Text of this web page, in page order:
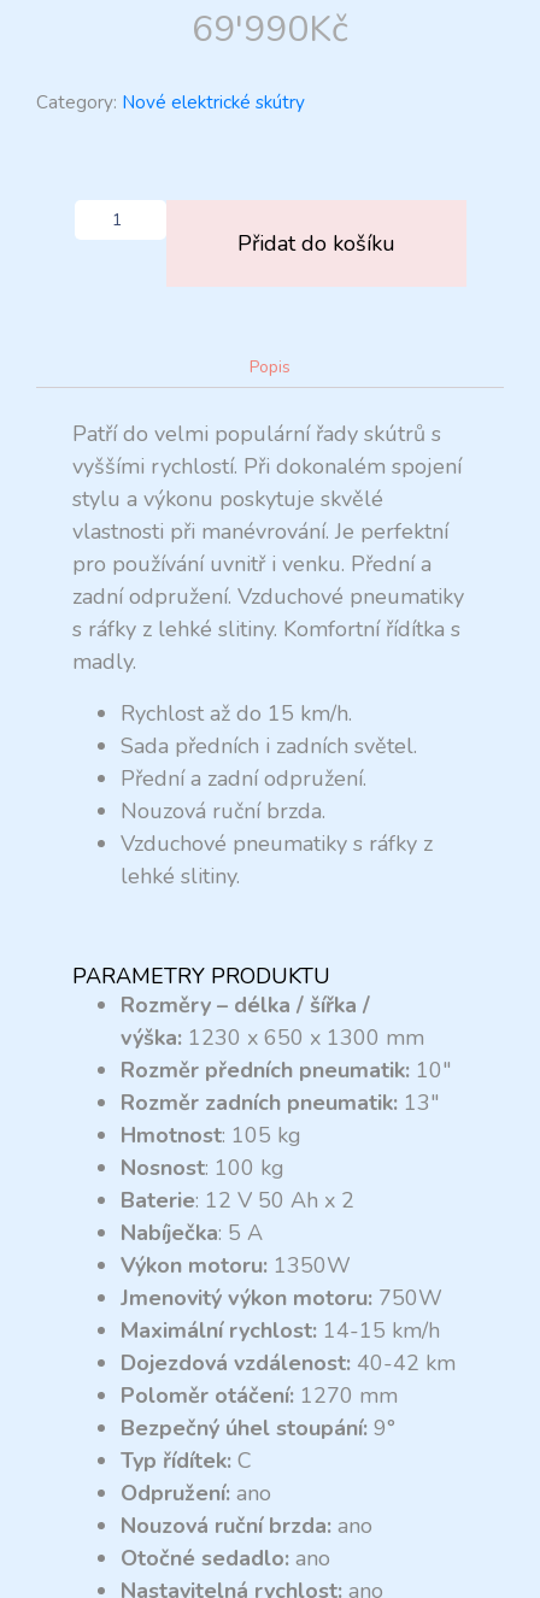
69'990Kč
Category: Nové elektrické skútry
Přidat do košíku
Popis
Patří do velmi populární řady skútrů s
vyššími rychlostí. Při dokonalém spojení
stylu a výkonu poskytuje skvělé
vlastnosti při manévrování. Je perfektní
pro používání uvnitř i venku. Přední a
zadní odpružení. Vzduchové pneumatiky
s ráfky z lehké slitiny. Komfortní řídítka s
madly.
Rychlost až do 15 km/h.
Sada předních i zadních světel.
Přední a zadní odpružení.
Nouzová ruční brzda.
Vzduchové pneumatiky s ráfky z
lehké slitiny.
PARAMETRY PRODUKTU
Rozměry – délka / šířka /
výška: 1230 x 650 x 1300 mm
Rozměr předních pneumatik: 10″
Rozměr zadních pneumatik: 13″
Hmotnost: 105 kg
Nosnost: 100 kg
Baterie: 12 V 50 Ah x 2
Nabíječka: 5 A
Výkon motoru: 1350W
Jmenovitý výkon motoru: 750W
Maximální rychlost: 14-15 km/h
Dojezdová vzdálenost: 40-42 km
Poloměr otáčení: 1270 mm
Bezpečný úhel stoupání: 9°
Typ řídítek: C
Odpružení: ano
Nouzová ruční brzda: ano
Otočné sedadlo: ano
Nastavitelná rychlost: ano